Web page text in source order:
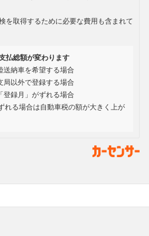
を取得するために必要な費用も含まれて
払総額が変わります
送納車を希望する場合
局以外で登録する場合
登録月」がずれる場合
れる場合は自動車税の額が大きく上が